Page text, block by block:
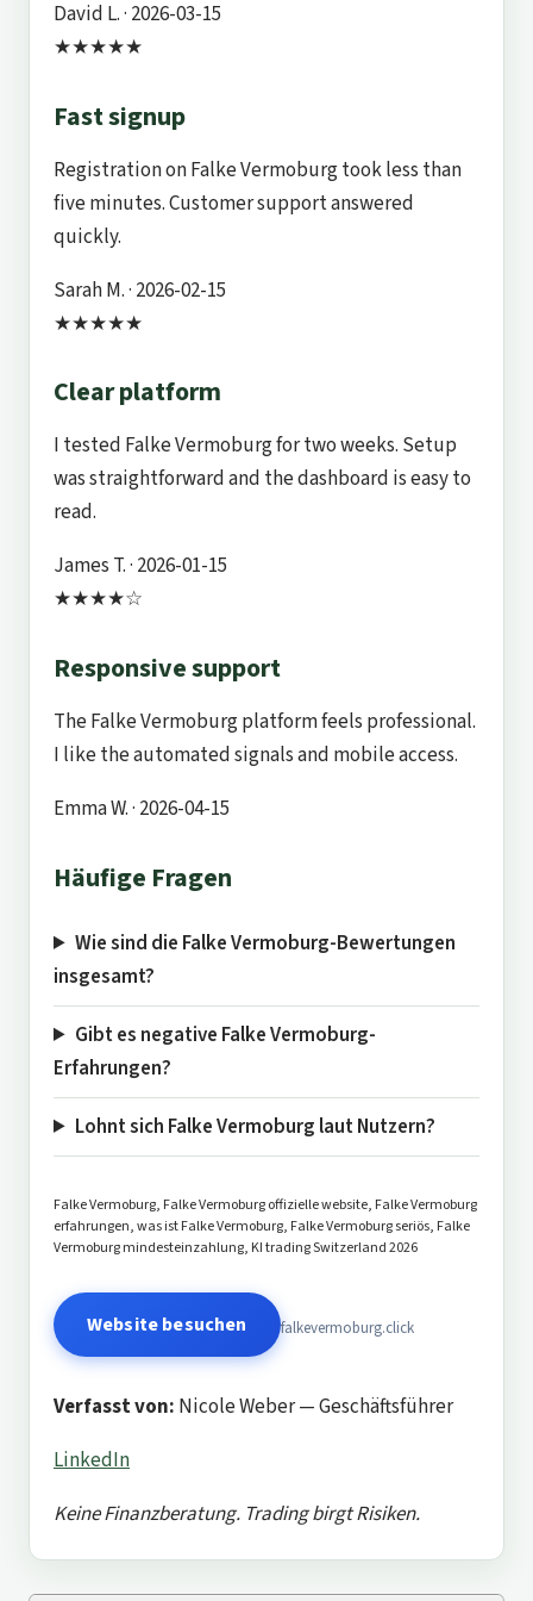
David L.· 2026-03-15
★★★★★
Fast signup
Registration on Falke Vermoburg took less than
five minutes. Customer support answered
quickly.
Sarah M.· 2026-02-15
★★★★★
Clear platform
I tested Falke Vermoburg for two weeks. Setup
was straightforward and the dashboard is easy to
read.
James T.· 2026-01-15
★★★★☆
Responsive support
The Falke Vermoburg platform feels professional.
I like the automated signals and mobile access.
Emma W.· 2026-04-15
Häufige Fragen
Wie sind die Falke Vermoburg-Bewertungen
insgesamt?
Gibt es negative Falke Vermoburg-
Erfahrungen?
Lohnt sich Falke Vermoburg laut Nutzern?
Falke Vermoburg, Falke Vermoburg offizielle website, Falke Vermoburg
erfahrungen, was ist Falke Vermoburg, Falke Vermoburg seriös, Falke
Vermoburg mindesteinzahlung, KI trading Switzerland 2026
Website besuchen falkevermoburg.click
Verfasst von: Nicole Weber — Geschäftsführer
LinkedIn
Keine Finanzberatung. Trading birgt Risiken.